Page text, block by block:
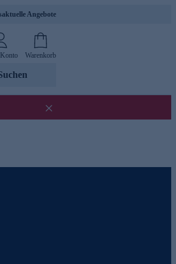
Angebote
Warenkorb